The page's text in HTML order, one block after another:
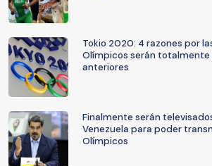
Tokio 2020: 4 razones por
Olímpicos serán totalmente
anteriores
Finalmente serán
Venezuela para poder
Olímpicos